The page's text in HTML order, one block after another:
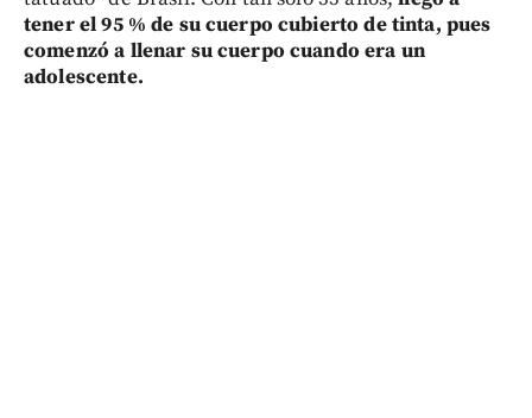
tener el 95 % de su cuerpo cubierto de tinta, pues
comenzó a llenar su cuerpo cuando era un
adolescente.